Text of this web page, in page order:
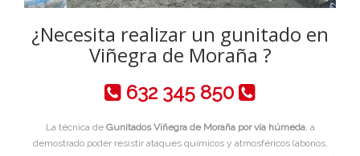
¿Necesita realizar un gunitado en
Viñegra de Moraña ?
632 345 850
La técnica de Gunitados Viñegra de Moraña por vía húmeda, a
demostrado poder resistir ataques químicos y atmosféricos (abonos,